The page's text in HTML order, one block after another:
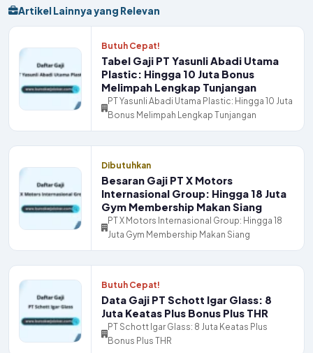
Artikel Lainnya yang Relevan
Butuh Cepat!
Tabel Gaji PT Yasunli Abadi Utama
Plastic: Hingga 10 Juta Bonus
Melimpah Lengkap Tunjangan
PT Yasunli Abadi Utama Plastic: Hingga 10 Juta
Bonus Melimpah Lengkap Tunjangan
Dibutuhkan
Besaran Gaji PT X Motors
Internasional Group: Hingga 18 Juta
Gym Membership Makan Siang
PT X Motors Internasional Group: Hingga 18
Juta Gym Membership Makan Siang
Butuh Cepat!
Data Gaji PT Schott Igar Glass: 8
Juta Keatas Plus Bonus Plus THR
PT Schott Igar Glass: 8 Juta Keatas Plus
Bonus Plus THR